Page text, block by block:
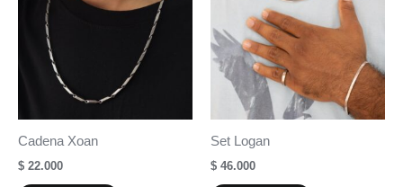
Cadena Xoan
$ 22.000
Set Logan
$ 46.000